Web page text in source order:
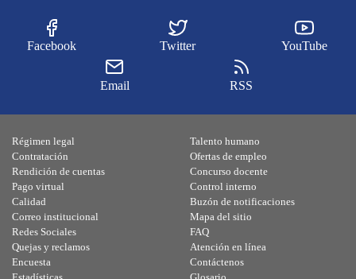
Facebook Twitter YouTube
Email RSS
Régimen legal
Contratación
Rendición de cuentas
Pago virtual
Calidad
Talento humano
Ofertas de empleo
Concurso docente
Control interno
Buzón de notificaciones
Correo institucional
Redes Sociales
Quejas y reclamos
Encuesta
Mapa del sitio
FAQ
Atención en línea
Contáctenos